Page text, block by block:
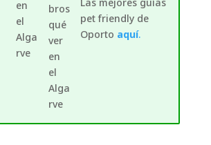
pet friendly de
Oporto aquí.